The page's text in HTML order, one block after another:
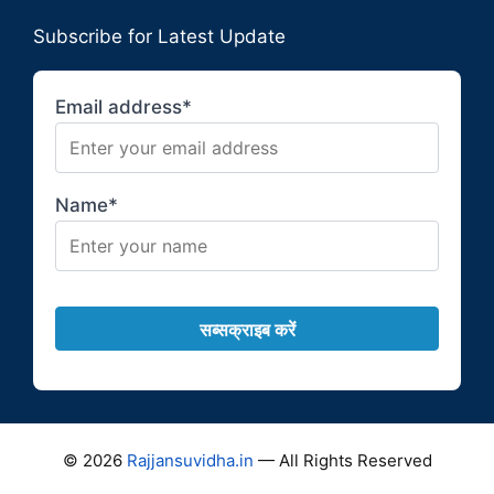
Subscribe for Latest Update
Email address*
Name*
© 2026 Rajjansuvidha.in — All Rights Reserved